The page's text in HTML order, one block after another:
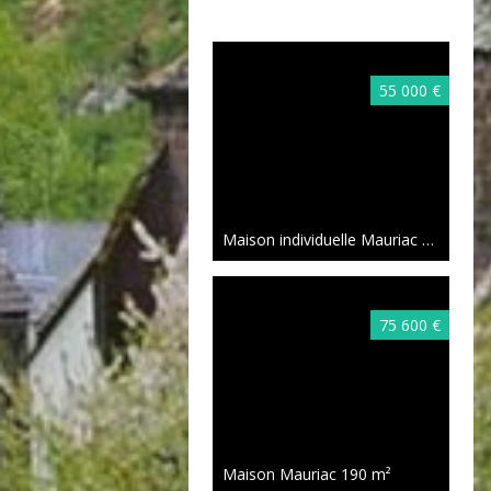
55 000 €
Maison individuelle Mauriac
165 m²
75 600 €
Maison Mauriac 190 m²